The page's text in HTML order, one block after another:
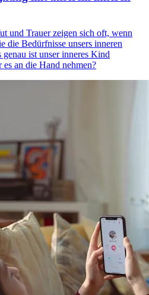
und Trauer zeigen sich oft, wenn
die Bedürfnisse unsers inneren
ist unser inneres Kind
an die Hand nehmen?